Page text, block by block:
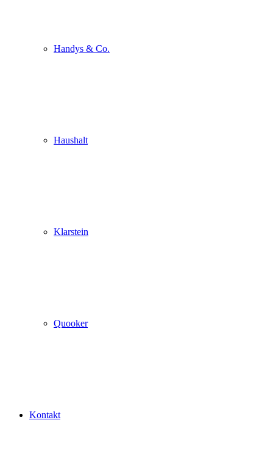
Handys & Co.
Haushalt
Klarstein
Quooker
Kontakt